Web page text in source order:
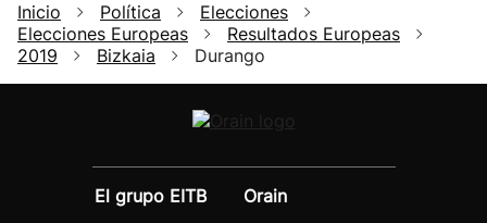
Inicio Política
Elecciones
Elecciones Europeas
Resultados Europeas
2019
Bizkaia Durango
El grupo EITB
Orain